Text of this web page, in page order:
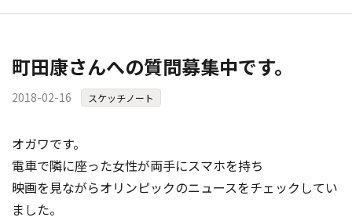
町田康さんへの質問募集中です。
2018-02-16 スケッチノート
オガワです。
電車で隣に座った女性が両手にスマホを持ち
映画を見ながらオリンピックのニュースをチェックしてい
ました。